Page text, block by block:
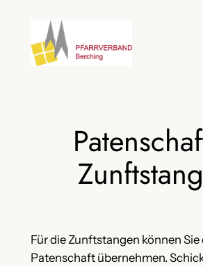
springen
Für die Zunftstangen können Sie
Patenschaft übernehmen.